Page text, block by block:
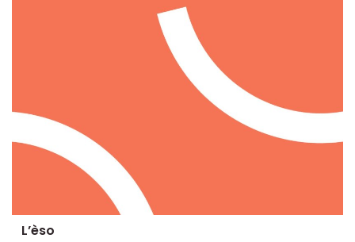
L’èso